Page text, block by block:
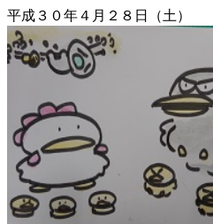
平成３０年４月２８日（土）